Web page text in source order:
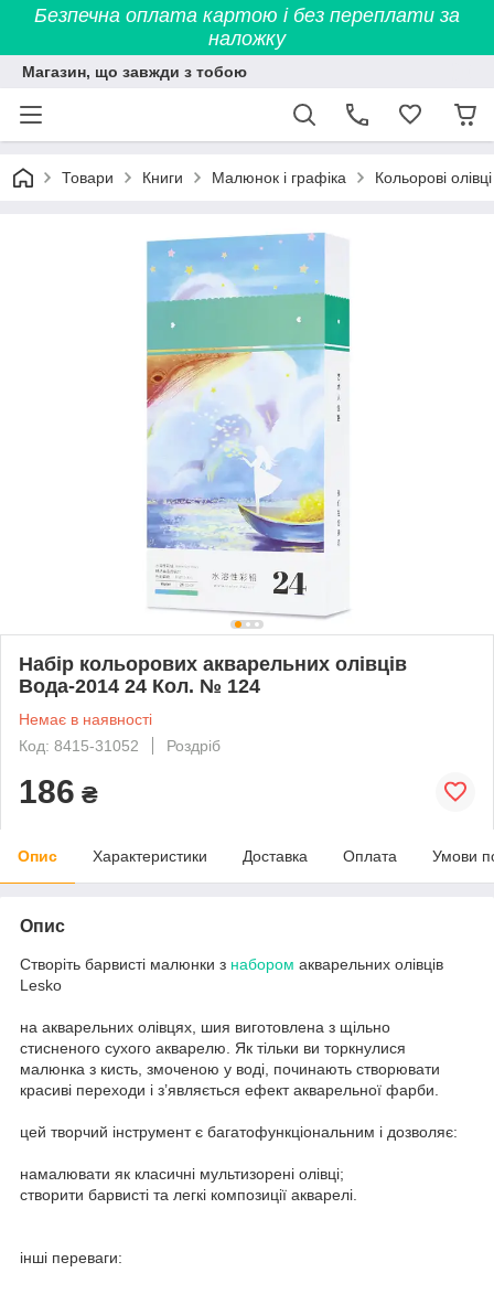
Безпечна оплата картою і без переплати за
наложку
Магазин, що завжди з тобою
Товари Книги Малюнок і графіка Кольорові олівці
Набір кольорових акварельних олівців
Вода-2014 24 Кол. № 124
Немає в наявності
Код: 8415-31052
Роздріб
186 ₴
Опис Характеристики Доставка Оплата Умови
Опис
Створіть барвисті малюнки з набором акварельних олівців
Lesko
на акварельних олівцях, шия виготовлена ​​з щільно
стисненого сухого акварелю. Як тільки ви торкнулися
малюнка з кисть, змоченою у воді, починають створювати
красиві переходи і з’являється ефект акварельної фарби.
цей творчий інструмент є багатофункціональним і дозволяє:
намалювати як класичні мультизорені олівці;
створити барвисті та легкі композиції акварелі.
інші переваги: ​​